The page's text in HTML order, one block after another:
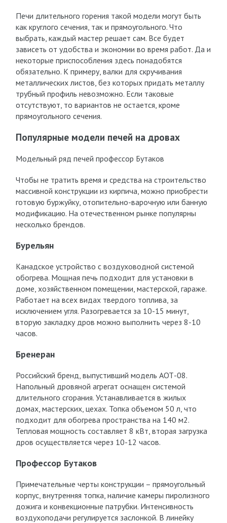
Печи длительного горения такой модели могут быть
как круглого сечения, так и прямоугольного. Что
выбрать, каждый мастер решает сам. Все будет
зависеть от удобства и экономии во время работ. Да и
некоторые приспособления здесь понадобятся
обязательно. К примеру, валки для скручивания
металлических листов, без которых придать металлу
трубный профиль невозможно. Если таковые
отсутствуют, то вариантов не остается, кроме
прямоугольного сечения.
Популярные модели печей на дровах
Модельный ряд печей профессор Бутаков
Чтобы не тратить время и средства на строительство
массивной конструкции из кирпича, можно приобрести
готовую буржуйку, отопительно-варочную или банную
модификацию. На отечественном рынке популярны
несколько брендов.
Бурельян
Канадское устройство с воздуховодной системой
обогрева. Мощная печь подходит для установки в
доме, хозяйственном помещении, мастерской, гараже.
Работает на всех видах твердого топлива, за
исключением угля. Разогревается за 10-15 минут,
вторую закладку дров можно выполнить через 8-10
часов.
Бренеран
Российский бренд, выпустивший модель АОТ-08.
Напольный дровяной агрегат оснащен системой
длительного сгорания. Устанавливается в жилых
домах, мастерских, цехах. Топка объемом 50 л, что
подходит для обогрева пространства на 140 м2.
Тепловая мощность составляет 8 кВт, вторая загрузка
дров осуществляется через 10-12 часов.
Профессор Бутаков
Примечательные черты конструкции – прямоугольный
корпус, внутренняя топка, наличие камеры пиролизного
дожига и конвекционные патрубки. Интенсивность
воздухоподачи регулируется заслонкой. В линейку